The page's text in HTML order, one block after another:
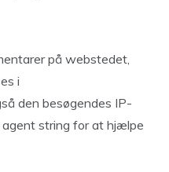
på webstedet,
i
den besøgendes IP-
string for at hjælpe